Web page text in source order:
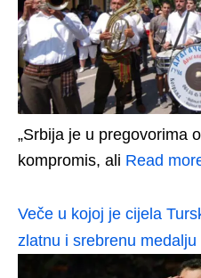
„Srbija je u pregovorima
kompromis, ali Read
Veče u kojoj je cijela
zlatnu i srebrenu